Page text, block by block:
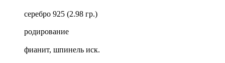
серебро 925 (2.98 гр.)
родирование
фианит, шпинель иск.